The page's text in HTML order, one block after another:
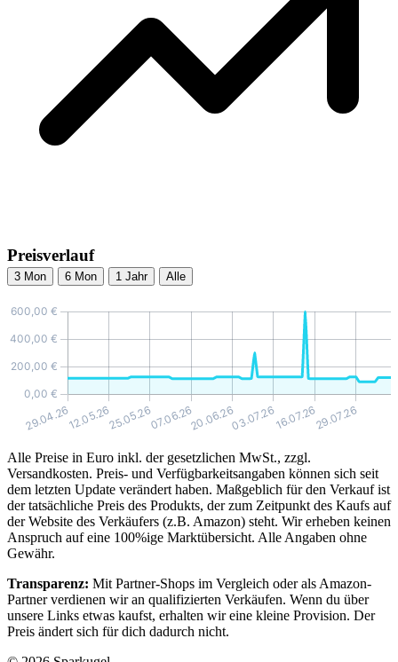
Preisverlauf
3 Mon 6 Mon 1 Jahr Alle
Alle Preise in Euro inkl. der gesetzlichen MwSt., zzgl.
Versandkosten. Preis- und Verfügbarkeitsangaben können sich seit
dem letzten Update verändert haben. Maßgeblich für den Verkauf ist
der tatsächliche Preis des Produkts, der zum Zeitpunkt des Kaufs auf
der Website des Verkäufers (z.B. Amazon) steht. Wir erheben keinen
Anspruch auf eine 100%ige Marktübersicht. Alle Angaben ohne
Gewähr.
Transparenz: Mit Partner-Shops im Vergleich oder als Amazon-
Partner verdienen wir an qualifizierten Verkäufen. Wenn du über
unsere Links etwas kaufst, erhalten wir eine kleine Provision. Der
Preis ändert sich für dich dadurch nicht.